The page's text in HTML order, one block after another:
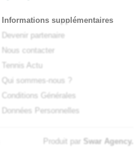
Informations supplémentaires
Devenir partenaire
Nous contacter
Tennis Actu
Qui sommes-nous ?
Conditions Générales
Données Personnelles
Produit par Swar Agency.